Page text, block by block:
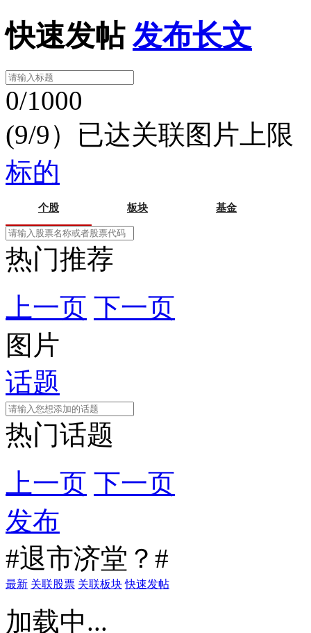
快速发帖 发布长文
0/1000
(9/9）已达关联图片上限
标的
个股 板块 基金
热门推荐
上一页 下一页
图片
话题
热门话题
上一页 下一页
发布
#退市济堂？#
最新 关联股票 关联板块 快速发帖
加载中...